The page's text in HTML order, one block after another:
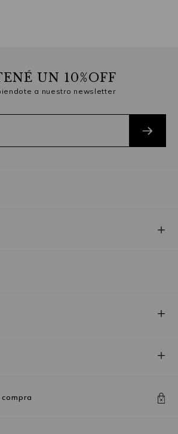
UN 10%OFF
a nuestro newsletter